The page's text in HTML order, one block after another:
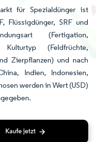
für Spezialdünger ist
Flüssigdünger, SRF und
(Fertigation,
(Feldfrüchte,
Zierpflanzen) und nach
Indien, Indonesien,
werden in Wert (USD)